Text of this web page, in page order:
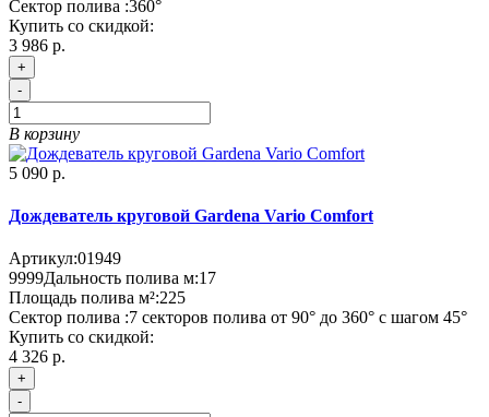
Сектор полива :360°
Купить со скидкой:
3 986 р.
+
-
В корзину
5 090 р.
Дождеватель круговой Gardena Vario Comfort
Артикул:01949
9999Дальность полива м:17
Площадь полива м²:225
Сектор полива :7 секторов полива от 90° до 360° с шагом 45°
Купить со скидкой:
4 326 р.
+
-